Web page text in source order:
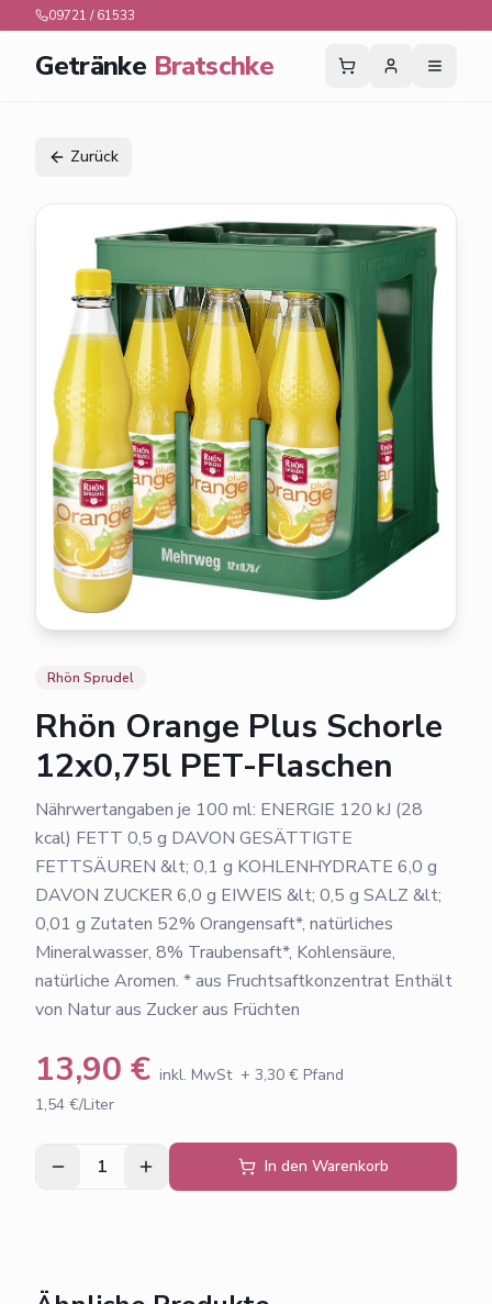
09721 / 61533
Getränke Bratschke
Zurück
Rhön Sprudel
Rhön Orange Plus Schorle
12x0,75l PET-Flaschen
Nährwertangaben je 100 ml: ENERGIE 120 kJ (28
kcal) FETT 0,5 g DAVON GESÄTTIGTE
FETTSÄUREN &lt; 0,1 g KOHLENHYDRATE 6,0 g
DAVON ZUCKER 6,0 g EIWEIS &lt; 0,5 g SALZ &lt;
0,01 g Zutaten 52% Orangensaft*, natürliches
Mineralwasser, 8% Traubensaft*, Kohlensäure,
natürliche Aromen. * aus Fruchtsaftkonzentrat Enthält
von Natur aus Zucker aus Früchten
13,90 € inkl. MwSt + 3,30 € Pfand
1,54 €/Liter
1 In den Warenkorb